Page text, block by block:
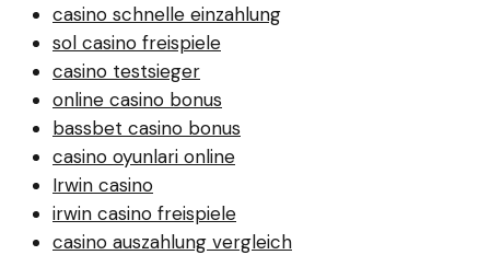
casino schnelle einzahlung
sol casino freispiele
casino testsieger
online casino bonus
bassbet casino bonus
casino oyunlari online
Irwin casino
irwin casino freispiele
casino auszahlung vergleich